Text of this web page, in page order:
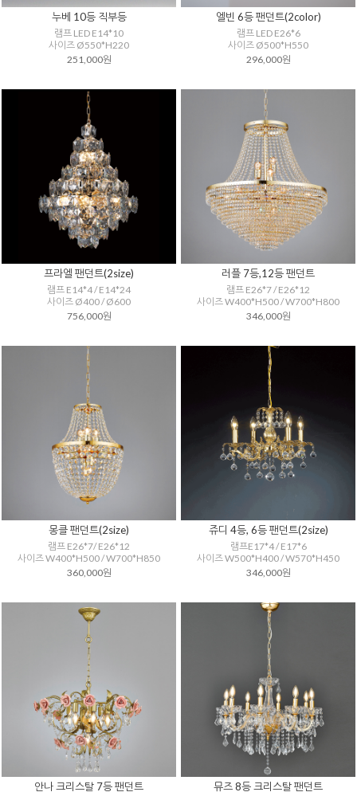
누베 10등 직부등
램프 LED E14*10
사이즈 Ø550*H220
251,000원
엘빈 6등 팬던트(2color)
램프 LED E26*6
사이즈 Ø500*H550
296,000원
프라엘 팬던트(2size)
램프 E14*4 / E14*24
사이즈 Ø400 / Ø600
756,000원
러플 7등,12등 팬던트
램프 E26*7 / E26*12
사이즈 W400*H500 / W700*H800
346,000원
몽클 팬던트(2size)
램프 E26*7/ E26*12
사이즈 W400*H500 / W700*H850
360,000원
쥬디 4등, 6등 팬던트(2size)
램프E17*4 / E17*6
사이즈 W500*H400 / W570*H450
346,000원
안나 크리스탈 7등 팬던트 뮤즈 8등 크리스탈 팬던트